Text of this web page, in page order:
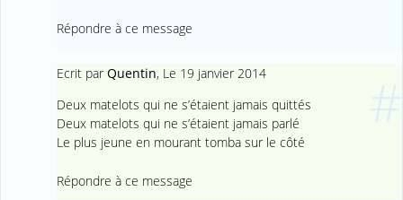
Répondre à ce message
Ecrit par Quentin, Le 19 janvier 2014
Deux matelots qui ne s’étaient jamais quittés
Deux matelots qui ne s’étaient jamais parlé
Le plus jeune en mourant tomba sur le côté
Répondre à ce message